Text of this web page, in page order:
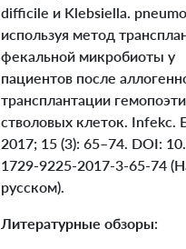
difficile и Klebsiella.
используя метод
фекальной микробиоты у
пациентов после
трансплантации
стволовых клеток. Infekc.
2017; 15 (3): 65–74. DOI:
1729-9225-2017-3-65-74
русском).
Литературные обзоры: